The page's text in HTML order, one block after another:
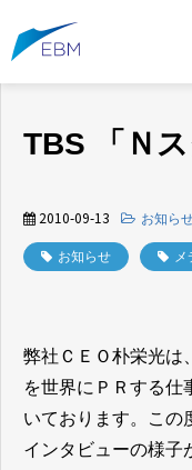
TBS 「Ｎス
2010-09-13 お知ら
お知らせ メ
弊社ＣＥＯ朴栄光は
を世界にＰＲする仕
いております。この
インタビューの様子